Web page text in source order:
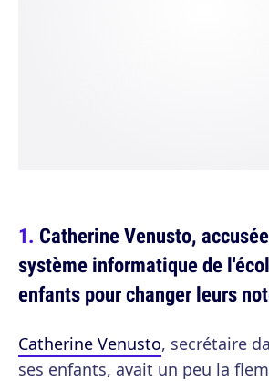
Catherine Venusto,
système informatique de
enfants pour changer leurs
Catherine Venusto, secrétaire
ses enfants, avait un peu la